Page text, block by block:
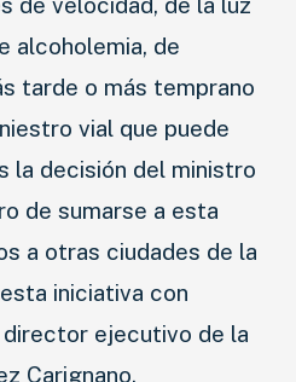
alcoholemia, de
tarde o más temprano
vial que puede
la decisión del ministro
de sumarse a esta
a otras ciudades de la
iniciativa con
ejecutivo de la
Carignano.